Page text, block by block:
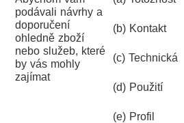
podávali návrhy a
doporučení
ohledně zboží
nebo služeb, které
by vás mohly
zajímat
(b) Kontakt
(c) Technická
(d) Použití
(e) Profil